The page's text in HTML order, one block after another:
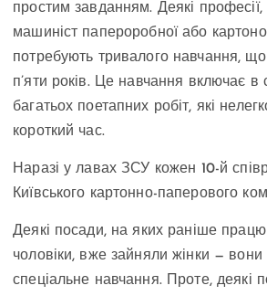
простим завданням. Деякі
машиніст папероробної або
потребують тривалого навчання,
п’яти років. Це навчання включає
багатьох поетапних робіт, які
короткий час.
Наразі у лавах ЗСУ кожен 10-й
Київського картонно-паперового
Деякі посади, на яких раніше
чоловіки, вже зайняли жінки —
спеціальне навчання. Проте, деякі